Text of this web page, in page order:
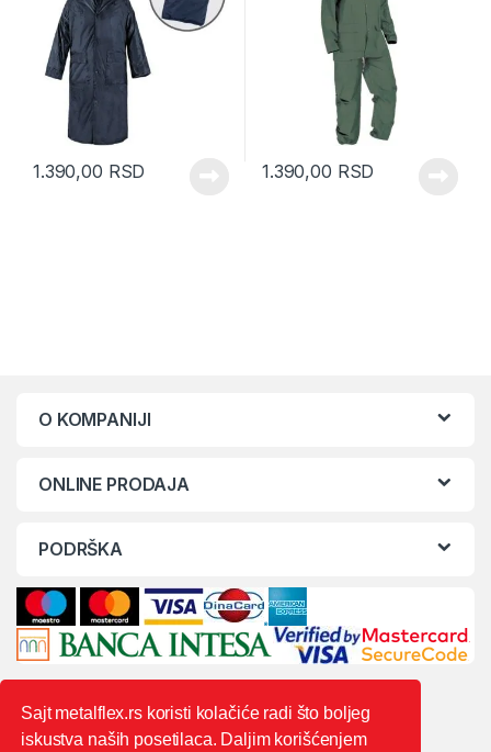
1.390,00 RSD 1.390,00 RSD
O KOMPANIJI
ONLINE PRODAJA
PODRŠKA
Sajt metalflex.rs koristi kolačiće radi što boljeg
iskustva naših posetilaca. Daljim korišćenjem